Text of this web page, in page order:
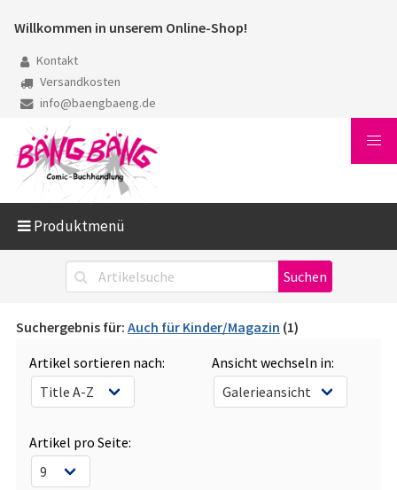
Willkommen in unserem Online-Shop!
Kontakt
Versandkosten
info@baengbaeng.de
Produktmenü
Suchergebnis für: Auch für Kinder/Magazin (1)
Artikel sortieren nach:
Ansicht wechseln in:
Artikel pro Seite: